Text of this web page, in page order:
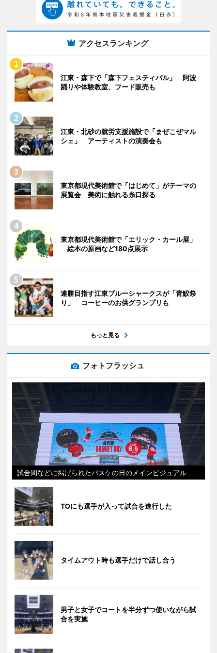
アクセスランキング
江東・森下で「森下フェスティバル」 阿波
踊りや体験教室、フード販売も
江東・北砂の就労支援施設で「まぜこぜマル
シェ」 アーティストの演奏会も
東京都現代美術館で「はじめて」がテーマの
展覧会 美術に触れる糸口探る
東京都現代美術館で「エリック・カール展」
絵本の原画など180点展示
連勝目指す江東ブルーシャークスが「青鮫祭
り」 コーヒーのお供グランプリも
もっと見る
フォトフラッシュ
試合間などに掲げられたバスケの日のメインビジュアル
TOにも選手が入って試合を進行した
タイムアウト時も選手だけで話し合う
男子と女子でコートを半分ずつ使いながら試
合を実施